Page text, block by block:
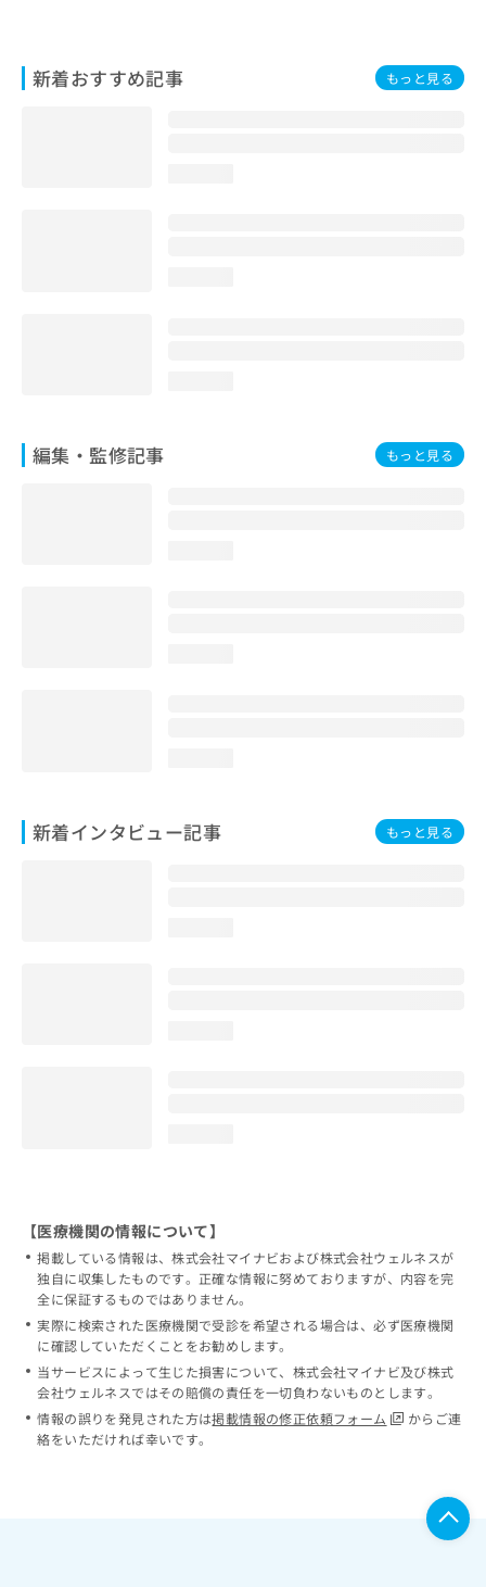
新着おすすめ記事 もっと見る
編集・監修記事 もっと見る
新着インタビュー記事 もっと見る
合
【医療機関の情報について】
掲載している情報は、株式会社マイナビおよび株式会社ウェルネスが
独自に収集したものです。正確な情報に努めておりますが、内容を完
全に保証するものではありません。
実際に検索された医療機関で受診を希望される場合は、必ず医療機関
に確認していただくことをお勧めします。
当サービスによって生じた損害について、株式会社マイナビ及び株式
会社ウェルネスではその賠償の責任を一切負わないものとします。
情報の誤りを発見された方は掲載情報の修正依頼フォーム
からご連
絡をいただければ幸いです。